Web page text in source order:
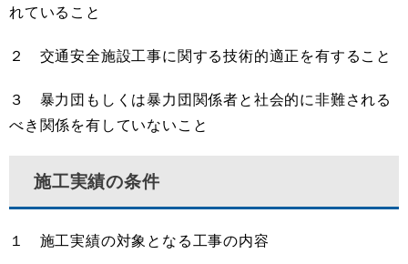
れていること
２ 交通安全施設工事に関する技術的適正を有すること
３ 暴力団もしくは暴力団関係者と社会的に非難される
べき関係を有していないこと
施工実績の条件
１ 施工実績の対象となる工事の内容